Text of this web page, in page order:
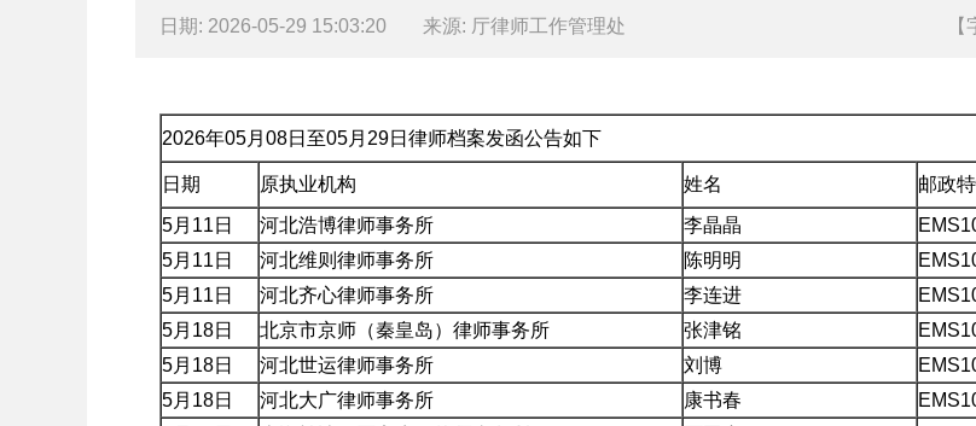
日期: 2026-05-29 15:03:20 来源: 厅律师工作管理处 【
2026年05月08日至05月29日律师档案发函公告如下
日期 原执业机构 姓名 邮政
5月11日
河北浩博律师事务所 李晶晶
5月11日
河北维则律师事务所 陈明明
5月11日
河北齐心律师事务所 李连进
5月18日
北京市京师（秦皇岛）律师事务所 张津铭
5月18日
河北世运律师事务所 刘博
5月18日
河北大广律师事务所 康书春